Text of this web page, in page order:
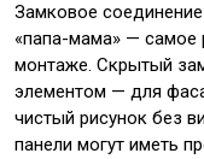
Замковое
«папа-мама» — самое
монтаже. Скрытый
элементом — для
чистый рисунок без
панели могут иметь